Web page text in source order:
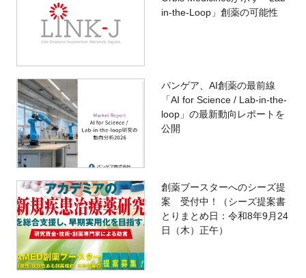
in-the-Loop」創薬の可能性
パンゲア、AI創薬の最前線
「AI for Science / Lab-in-the-
loop」の最新動向レポートを
公開
創薬ブースターへのシーズ提
案 受付中！（シーズ提案書
とりまとめ日：令和8年9月24
日（木）正午）